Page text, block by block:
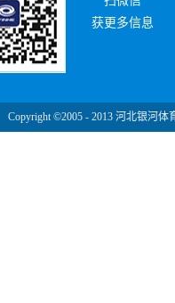
获更多信息
Copyright ©2005 - 2013 河北银河体